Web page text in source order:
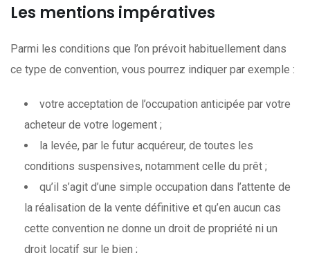
Les mentions impératives
Parmi les conditions que l’on prévoit habituellement dans
ce type de convention, vous pourrez indiquer par exemple :
votre acceptation de l’occupation anticipée par votre
acheteur de votre logement ;
la levée, par le futur acquéreur, de toutes les
conditions suspensives, notamment celle du prêt ;
qu’il s’agit d’une simple occupation dans l’attente de
la réalisation de la vente définitive et qu’en aucun cas
cette convention ne donne un droit de propriété ni un
droit locatif sur le bien ;